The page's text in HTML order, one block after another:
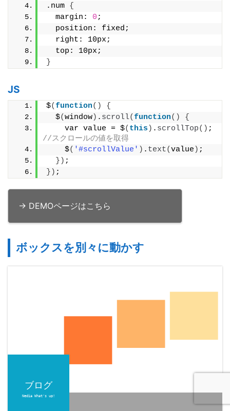
ブログ
Nedia What's up!
.num {
  margin:
0;
  position: fixed;
  right: 10px;
  top: 10px;
}
JS
$(function()
{
  $
(window) . scroll(function()
{
    var value = $
( this ) . scrollTop()
//スクロールの値を取得
    $
( '#scrollValue' ) . text(value ) ;
}) ;
}) ;
→ DEMOページはこちら
ボックスを別々に動かす
ブログ
Nedia What's up!